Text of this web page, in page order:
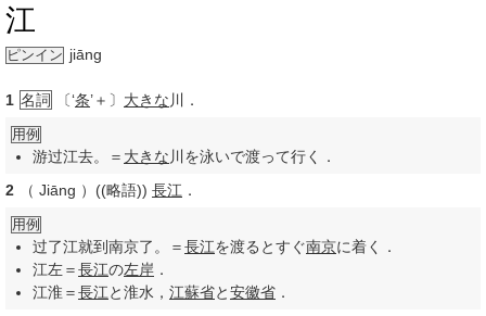
江
ピンイン jiāng
1 名詞 〔‘条’＋〕 大きな 川．
用例
游过江去。＝ 大きな 川を泳いで渡って行く．
2
（ Jiāng ）((略語)) 長江 ．
用例
过了江就到南京了。＝長江を渡るとすぐ南京に着く．
江左＝長江の左岸 ．
江淮＝長江と淮水， 江蘇省と安徽省 ．